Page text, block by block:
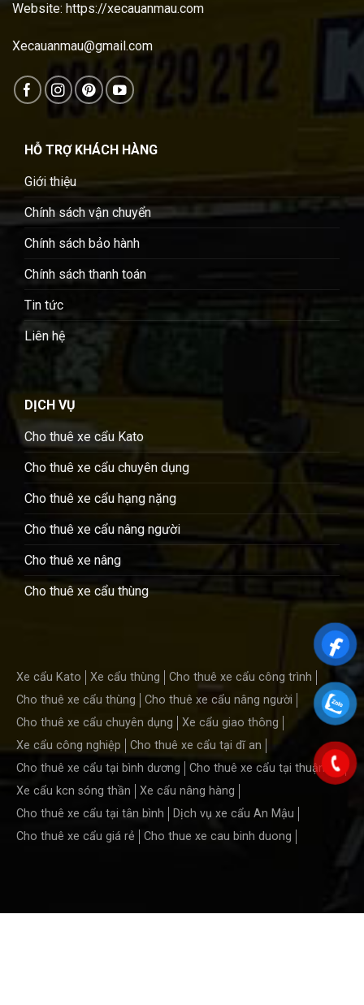
Website: https://xecauanmau.com
Xecauanmau@gmail.com
HỖ TRỢ KHÁCH HÀNG
Giới thiệu
Chính sách vận chuyển
Chính sách bảo hành
Chính sách thanh toán
Tin tức
Liên hệ
DỊCH VỤ
Cho thuê xe cẩu Kato
Cho thuê xe cẩu chuyên dụng
Cho thuê xe cẩu hạng nặng
Cho thuê xe cẩu nâng người
Cho thuê xe nâng
Cho thuê xe cẩu thùng
Xe cẩu Kato Xe cẩu thùng
Cho thuê xe cẩu công trình
Cho thuê xe cẩu thùng
Cho thuê xe cẩu nâng người
Cho thuê xe cẩu chuyên dụng
Xe cẩu giao thông
Xe cẩu công nghiệp
Cho thuê xe cẩu tại dĩ an
Cho thuê xe cẩu tại bình dương
Cho thuê xe cẩu tại thuận an
Xe cẩu kcn sóng thần
Xe cẩu nâng hàng
Cho thuê xe cẩu tại tân bình
Dịch vụ xe cẩu An Mậu
Cho thuê xe cẩu giá rẻ
Cho thue xe cau binh duong